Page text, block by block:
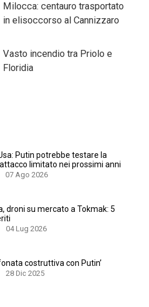
Milocca: centauro trasportato
in elisoccorso al Cannizzaro
Vasto incendio tra Priolo e
Floridia
Putin potrebbe testare la
limitato nei prossimi anni
07 Ago 2026
droni su mercato a Tokmak: 5
04 Lug 2026
costruttiva con Putin’
28 Dic 2025